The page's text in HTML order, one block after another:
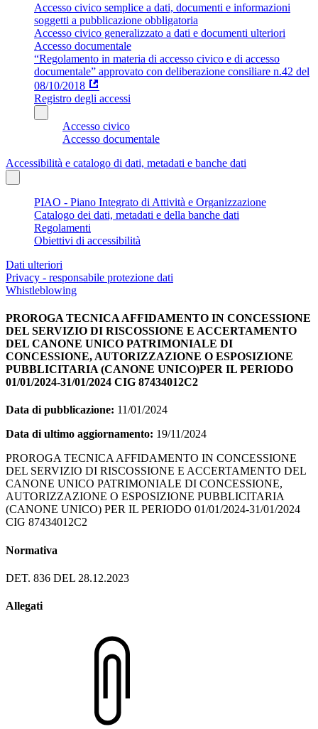
Accesso civico semplice a dati, documenti e informazioni
soggetti a pubblicazione obbligatoria
Accesso civico generalizzato a dati e documenti ulteriori
Accesso documentale
“Regolamento in materia di accesso civico e di accesso
documentale” approvato con deliberazione consiliare n.42 del
08/10/2018
Registro degli accessi
Accesso civico
Accesso documentale
Accessibilità e catalogo di dati, metadati e banche dati
PIAO - Piano Integrato di Attività e Organizzazione
Catalogo dei dati, metadati e della banche dati
Regolamenti
Obiettivi di accessibilità
Dati ulteriori
Privacy - responsabile protezione dati
Whistleblowing
PROROGA TECNICA AFFIDAMENTO IN CONCESSIONE
DEL SERVIZIO DI RISCOSSIONE E ACCERTAMENTO
DEL CANONE UNICO PATRIMONIALE DI
CONCESSIONE, AUTORIZZAZIONE O ESPOSIZIONE
PUBBLICITARIA (CANONE UNICO)PER IL PERIODO
01/01/2024-31/01/2024 CIG 87434012C2
Data di pubblicazione: 11/01/2024
Data di ultimo aggiornamento: 19/11/2024
PROROGA TECNICA AFFIDAMENTO IN CONCESSIONE
DEL SERVIZIO DI RISCOSSIONE E ACCERTAMENTO DEL
CANONE UNICO PATRIMONIALE DI CONCESSIONE,
AUTORIZZAZIONE O ESPOSIZIONE PUBBLICITARIA
(CANONE UNICO) PER IL PERIODO 01/01/2024-31/01/2024
CIG 87434012C2
Normativa
DET. 836 DEL 28.12.2023
Allegati